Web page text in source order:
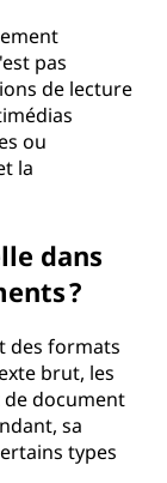
pas
de lecture
ou
la
dans
?
des formats
brut, les
document
sa
types